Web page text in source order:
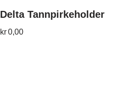
Delta Tannpirkeholder
kr0,00